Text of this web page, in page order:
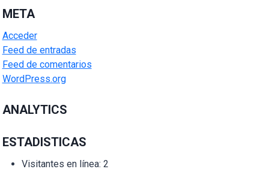
META
Acceder
Feed de entradas
Feed de comentarios
WordPress.org
ANALYTICS
ESTADISTICAS
Visitantes en línea: 2